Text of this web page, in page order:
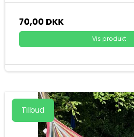
70,00 DKK
Vis produkt
Tilbud